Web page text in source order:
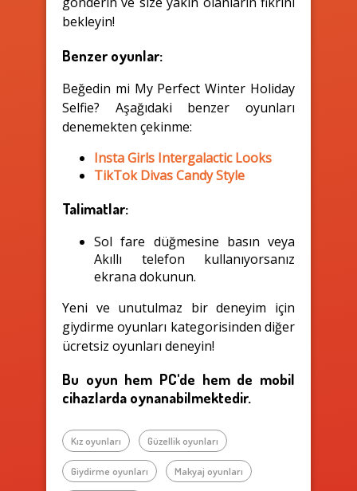
bekleyin!
Benzer oyunlar:
Beğedin mi My Perfect Winter Holiday
Selfie? Aşağıdaki benzer oyunları
denemekten çekinme:
Insta Girls Intergalactic Looks
TikTok Divas Candy Style
Talimatlar:
Sol fare düğmesine basın veya
Akıllı telefon kullanıyorsanız
ekrana dokunun.
Yeni ve unutulmaz bir deneyim için
giydirme oyunları kategorisinden diğer
ücretsiz oyunları deneyin!
Bu oyun hem PC'de hem de mobil
cihazlarda oynanabilmektedir.
Kız oyunları Güzellik oyunları
Giydirme oyunları Makyaj oyunları